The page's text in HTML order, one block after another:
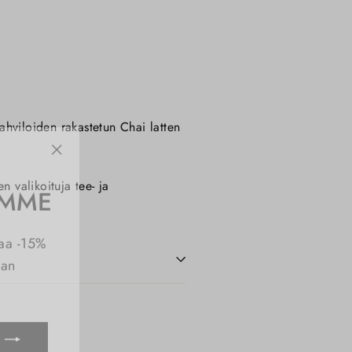
"Sulje
rakastetun Chai latten
valikoituja tee- ja